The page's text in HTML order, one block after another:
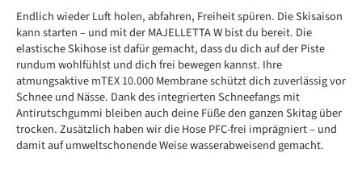
Endlich wieder Luft holen, abfahren, Freiheit spüren. Die Skisaison
kann starten – und mit der MAJELLETTA W bist du bereit. Die
elastische Skihose ist dafür gemacht, dass du dich auf der Piste
rundum wohlfühlst und dich frei bewegen kannst. Ihre
atmungsaktive mTEX 10.000 Membrane schützt dich zuverlässig vor
Schnee und Nässe. Dank des integrierten Schneefangs mit
Antirutschgummi bleiben auch deine Füße den ganzen Skitag über
trocken. Zusätzlich haben wir die Hose PFC-frei imprägniert – und
damit auf umweltschonende Weise wasserabweisend gemacht.